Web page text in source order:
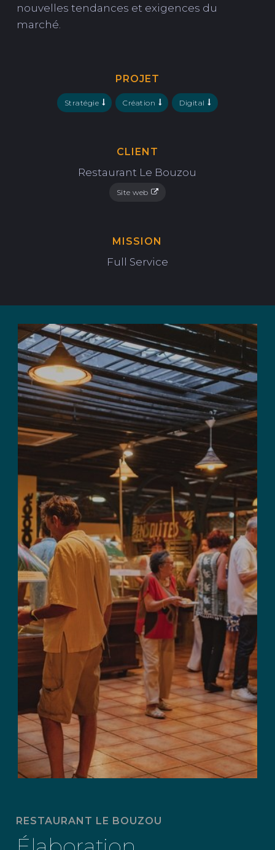
nouvelles tendances et exigences du
marché.
PROJET
Stratégie Création Digital
CLIENT
Restaurant Le Bouzou
Site web
MISSION
Full Service
RESTAURANT LE BOUZOU